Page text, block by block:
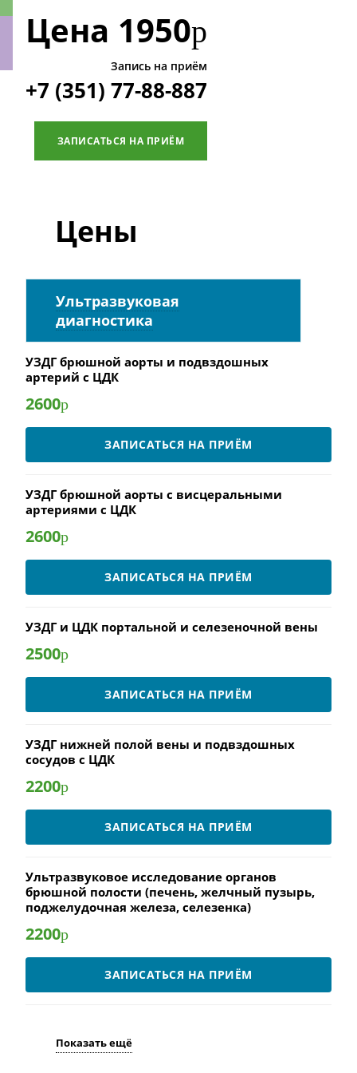
Цена 1950р
Запись на приём
+7 (351) 77-88-887
ЗАПИСАТЬСЯ НА ПРИЁМ
Цены
Ультразвуковая
диагностика
УЗДГ брюшной аорты и подвздошных
артерий с ЦДК
2600р
ЗАПИСАТЬСЯ НА ПРИЁМ
УЗДГ брюшной аорты с висцеральными
артериями с ЦДК
2600р
ЗАПИСАТЬСЯ НА ПРИЁМ
УЗДГ и ЦДК портальной и селезеночной вены
2500р
ЗАПИСАТЬСЯ НА ПРИЁМ
УЗДГ нижней полой вены и подвздошных
сосудов с ЦДК
2200р
ЗАПИСАТЬСЯ НА ПРИЁМ
Ультразвуковое исследование органов
брюшной полости (печень, желчный пузырь,
поджелудочная железа, селезенка)
2200р
ЗАПИСАТЬСЯ НА ПРИЁМ
Показать ещё